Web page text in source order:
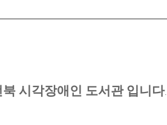
시각장애인 도서관 입니다.